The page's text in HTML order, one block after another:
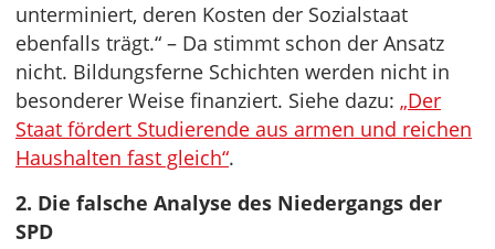
unterminiert, deren Kosten der Sozialstaat
ebenfalls trägt.“ – Da stimmt schon der Ansatz
nicht. Bildungsferne Schichten werden nicht in
besonderer Weise finanziert. Siehe dazu: „Der
Staat fördert Studierende aus armen und reichen
Haushalten fast gleich“.
2. Die falsche Analyse des Niedergangs der
SPD